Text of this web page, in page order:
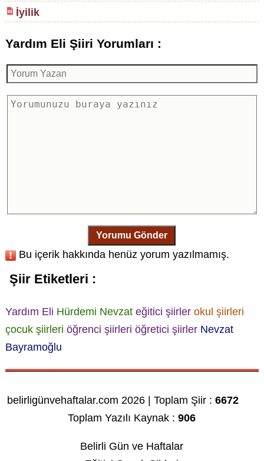
İyilik
Yardım Eli Şiiri Yorumları :
Yorumu Gönder
Bu içerik hakkında henüz yorum yazılmamış.
Şiir Etiketleri :
Yardım Eli Hürdemi Nevzat eğitici şiirler okul şiirleri
çocuk şiirleri öğrenci şiirleri öğretici şiirler Nevzat
Bayramoğlu
belirligünvehaftalar.com 2026 | Toplam Şiir :6672
Toplam Yazılı Kaynak :906
Belirli Gün ve Haftalar